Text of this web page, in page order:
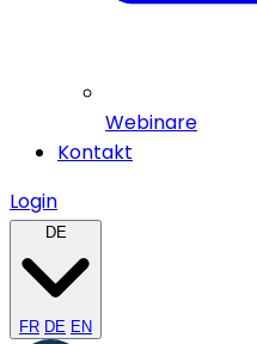
Webinare
Kontakt
Login
DE
FR DE EN